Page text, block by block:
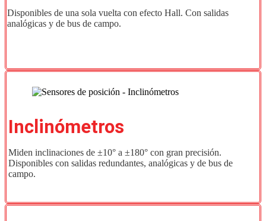
Disponibles de una sola vuelta con efecto Hall. Con salidas
analógicas y de bus de campo.
Inclinómetros
Miden inclinaciones de ±10° a ±180° con gran precisión.
Disponibles con salidas redundantes, analógicas y de bus de
campo.